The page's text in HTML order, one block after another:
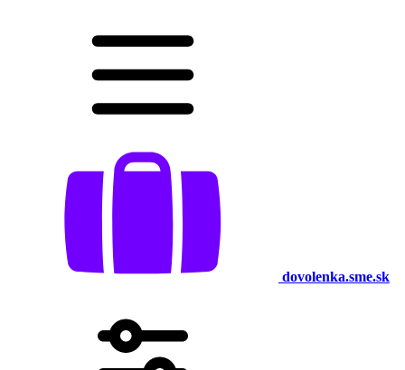
dovolenka.sme.sk